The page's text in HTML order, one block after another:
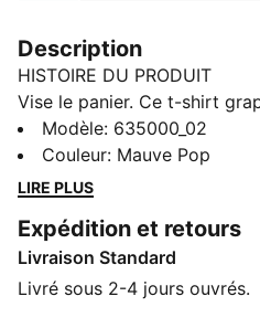
Description
HISTOIRE DU PRODUIT
Vise le panier. Ce t-shirt
touche fun au style basket.
doux avec une coupe
que ce soit pour jouer ou
CARACTÉRISTIQUES +
Confectionné avec un
recyclé
Modèle: 635000_02
Couleur: Mauve Pop
LIRE PLUS
Expédition et retours
Livraison Standard
Livré sous 2-4 jours ouvrés.